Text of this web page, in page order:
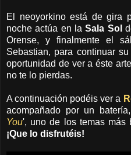
El neoyorkino está de gira
noche actúa en laSala Sol
Orense, y finalmente el
Sebastian, para continuar
oportunidad de ver a éste
no te lo pierdas.
A continuación podéis ver a
acompañado por un
You', uno de los temas más
¡Que lo disfrutéis!